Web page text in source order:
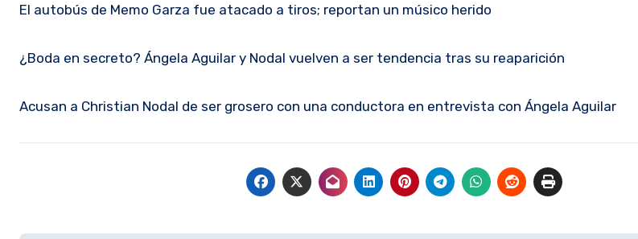
El autobús de Memo Garza fue atacado a tiros; reportan un músico herido
¿Boda en secreto? Ángela Aguilar y Nodal vuelven a ser tendencia tras su reaparición
Acusan a Christian Nodal de ser grosero con una conductora en entrevista con Ángela Aguilar